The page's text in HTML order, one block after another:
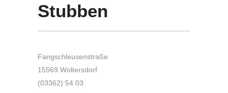
Stubben
Fangschleusenstraße
15569 Woltersdorf
(03362) 54 03